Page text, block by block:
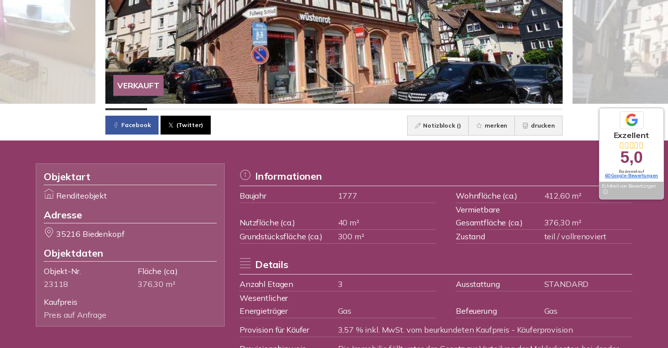
VERKAUFT
Facebook (Twitter) Notizblock () merken drucken
Objektart
Renditeobjekt
Adresse
35216 Biedenkopf
Objektdaten
Objekt-Nr.
23118
Fläche (ca.)
376,30 m²
Kaufpreis
Preis auf Anfrage
Informationen
Baujahr 1777 Wohnfläche (ca.) 412,60 m²
Nutzfläche (ca.) 40 m²
Vermietbare
Gesamtfläche (ca.)
376,30 m²
Grundstücksfläche (ca.)
300 m² Zustand teil / vollrenoviert
Details
Anzahl Etagen 3 Ausstattung
STANDARD
Wesentlicher
Energieträger
Gas Befeuerung
Gas
Provision für Käufer
3,57 % inkl. MwSt. vom beurkundeten Kaufpreis - Käuferprovision
Exzellent
5,0
Basierend auf
60 Google-Bewertungen
Echtheit von Bewertungen